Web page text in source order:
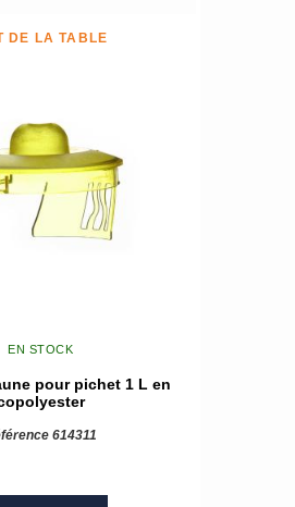
DE LA TABLE
EN STOCK
pour pichet 1 L en
614311